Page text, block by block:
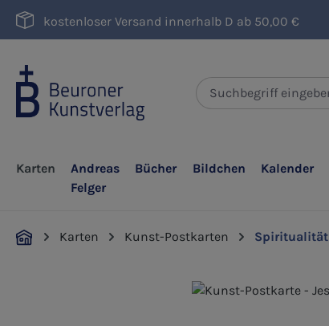
Hauptinhalt springen
Zur Suche springen
Zur Hauptnavigation springen
kostenloser Versand innerhalb D ab 50,00 €
Karten
Andreas
Felger
Bücher Bildchen Kalender
Karten Kunst-Postkarten Spiritualität